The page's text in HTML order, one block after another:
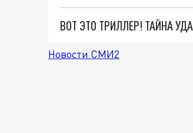
ВОТ ЭТО ТРИЛЛЕР! ТАЙНА
Новости СМИ2